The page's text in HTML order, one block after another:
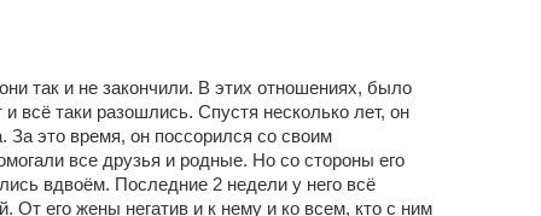
так и не закончили. В этих отношениях, было
всё таки разошлись. Спустя несколько лет, он
За это время, он поссорился со своим
все друзья и родные. Но со стороны его
вдвоём. Последние 2 недели у него всё
От его жены негатив и к нему и ко всем, кто с ним